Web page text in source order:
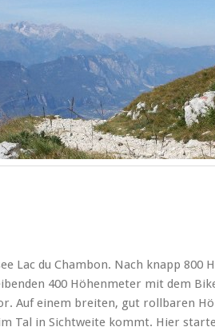
Lac du Chambon. Nach knapp 800
400 Höhenmeter mit dem
Auf einem breiten, gut rollbaren
Tal in Sichtweite kommt. Hier